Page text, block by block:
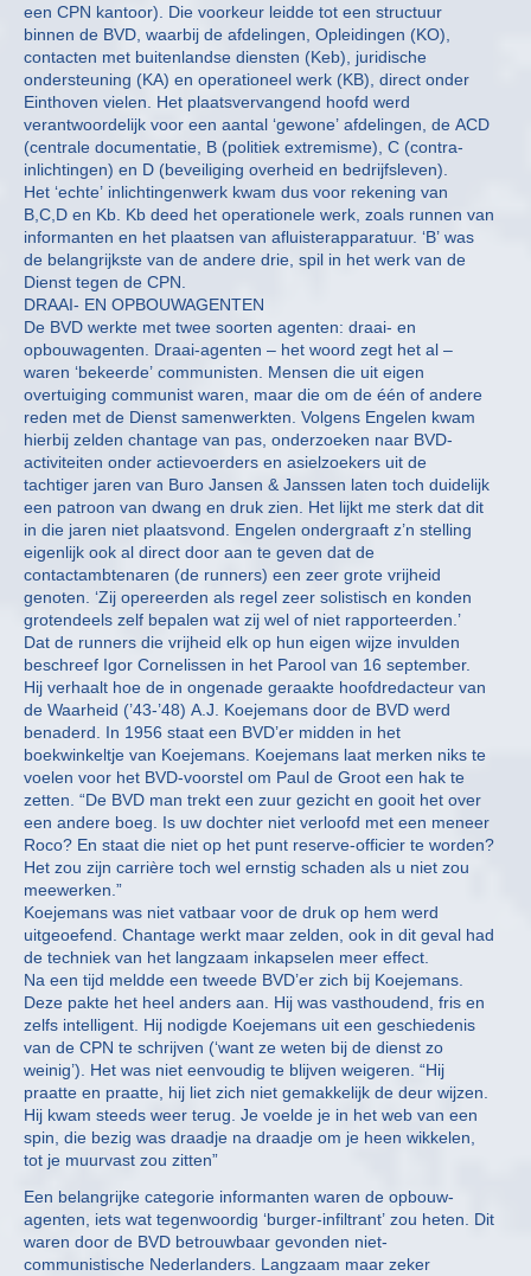
een CPN kantoor). Die voorkeur leidde tot een structuur
binnen de BVD, waarbij de afdelingen, Opleidingen (KO),
contacten met buitenlandse diensten (Keb), juridische
ondersteuning (KA) en operationeel werk (KB), direct onder
Einthoven vielen. Het plaatsvervangend hoofd werd
verantwoordelijk voor een aantal ‘gewone’ afdelingen, de ACD
(centrale documentatie, B (politiek extremisme), C (contra-
inlichtingen) en D (beveiliging overheid en bedrijfsleven).
Het ‘echte’ inlichtingenwerk kwam dus voor rekening van
B,C,D en Kb. Kb deed het operationele werk, zoals runnen van
informanten en het plaatsen van afluisterapparatuur. ‘B’ was
de belangrijkste van de andere drie, spil in het werk van de
Dienst tegen de CPN.
DRAAI- EN OPBOUWAGENTEN
De BVD werkte met twee soorten agenten: draai- en
opbouwagenten. Draai-agenten – het woord zegt het al –
waren ‘bekeerde’ communisten. Mensen die uit eigen
overtuiging communist waren, maar die om de één of andere
reden met de Dienst samenwerkten. Volgens Engelen kwam
hierbij zelden chantage van pas, onderzoeken naar BVD-
activiteiten onder actievoerders en asielzoekers uit de
tachtiger jaren van Buro Jansen & Janssen laten toch duidelijk
een patroon van dwang en druk zien. Het lijkt me sterk dat dit
in die jaren niet plaatsvond. Engelen ondergraaft z’n stelling
eigenlijk ook al direct door aan te geven dat de
contactambtenaren (de runners) een zeer grote vrijheid
genoten. ‘Zij opereerden als regel zeer solistisch en konden
grotendeels zelf bepalen wat zij wel of niet rapporteerden.’
Dat de runners die vrijheid elk op hun eigen wijze invulden
beschreef Igor Cornelissen in het Parool van 16 september.
Hij verhaalt hoe de in ongenade geraakte hoofdredacteur van
de Waarheid (’43-’48) A.J. Koejemans door de BVD werd
benaderd. In 1956 staat een BVD’er midden in het
boekwinkeltje van Koejemans. Koejemans laat merken niks te
voelen voor het BVD-voorstel om Paul de Groot een hak te
zetten. “De BVD man trekt een zuur gezicht en gooit het over
een andere boeg. Is uw dochter niet verloofd met een meneer
Roco? En staat die niet op het punt reserve-officier te worden?
Het zou zijn carrière toch wel ernstig schaden als u niet zou
meewerken.”
Koejemans was niet vatbaar voor de druk op hem werd
uitgeoefend. Chantage werkt maar zelden, ook in dit geval had
de techniek van het langzaam inkapselen meer effect.
Na een tijd meldde een tweede BVD’er zich bij Koejemans.
Deze pakte het heel anders aan. Hij was vasthoudend, fris en
zelfs intelligent. Hij nodigde Koejemans uit een geschiedenis
van de CPN te schrijven (‘want ze weten bij de dienst zo
weinig’). Het was niet eenvoudig te blijven weigeren. “Hij
praatte en praatte, hij liet zich niet gemakkelijk de deur wijzen.
Hij kwam steeds weer terug. Je voelde je in het web van een
spin, die bezig was draadje na draadje om je heen wikkelen,
tot je muurvast zou zitten”
Een belangrijke categorie informanten waren de opbouw-
agenten, iets wat tegenwoordig ‘burger-infiltrant’ zou heten. Dit
waren door de BVD betrouwbaar gevonden niet-
communistische Nederlanders. Langzaam maar zeker